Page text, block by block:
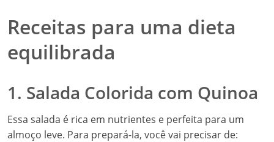
Receitas para uma dieta
equilibrada
1. Salada Colorida com Quinoa
Essa salada é rica em nutrientes e perfeita para um
almoço leve. Para prepará-la, você vai precisar de: